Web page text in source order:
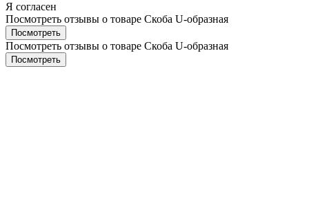
Я согласен
Посмотреть отзывы о товаре Скоба U-образная
Пocмотpеть
Посмотреть отзывы о товаре Скоба U-образная
Пocмотpеть